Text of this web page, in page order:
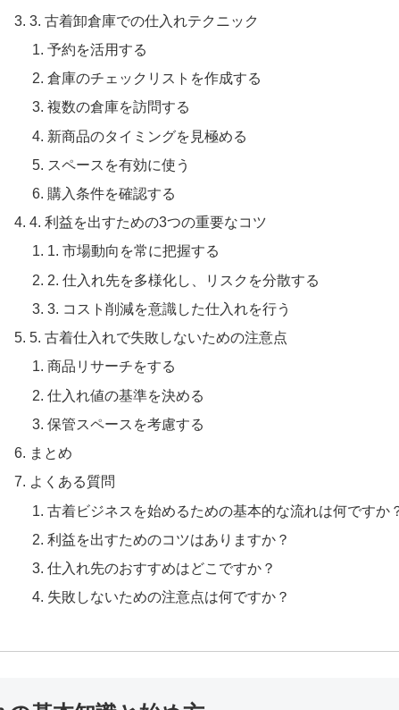
3. 古着卸倉庫での仕入れテクニック
予約を活用する
倉庫のチェックリストを作成する
複数の倉庫を訪問する
新商品のタイミングを見極める
スペースを有効に使う
購入条件を確認する
4. 利益を出すための3つの重要なコツ
1. 市場動向を常に把握する
2. 仕入れ先を多様化し、リスクを分散する
3. コスト削減を意識した仕入れを行う
5. 古着仕入れで失敗しないための注意点
商品リサーチをする
仕入れ値の基準を決める
保管スペースを考慮する
まとめ
よくある質問
古着ビジネスを始めるための基本的な流れは何ですか
利益を出すためのコツはありますか？
仕入れ先のおすすめはどこですか？
失敗しないための注意点は何ですか？